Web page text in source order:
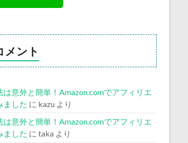
メント
は意外と簡単！Amazon.comでアフィリエ
ました に kazu より
は意外と簡単！Amazon.comでアフィリエ
ました に taka より